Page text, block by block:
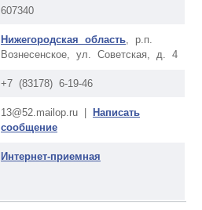
607340
Нижегородская область , р.п.
Вознесенское, ул. Советская, д. 4
+7 (83178) 6-19-46
13@52.mailop.ru |
Написать
сообщение
Интернет-приемная